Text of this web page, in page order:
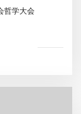
哲学大会